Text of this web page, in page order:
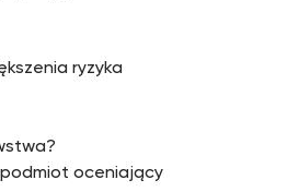
ryzyka
oceniający